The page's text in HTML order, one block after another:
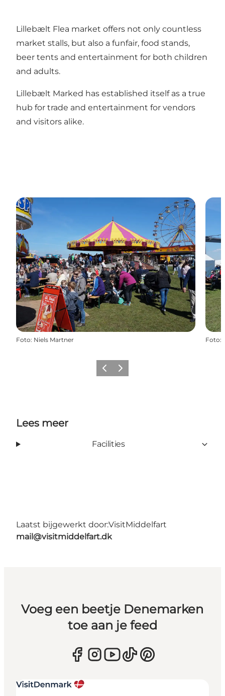
Lillebælt Flea market offers not only countless
market stalls, but also a funfair, food stands,
beer tents and entertainment for both children
and adults.
Lillebælt Marked has established itself as a true
hub for trade and entertainment for vendors
and visitors alike.
Foto: Niels Martner Foto:
Vorige Volgende
Lees meer
Facilities
Laatst bijgewerkt door:VisitMiddelfart
mail@visitmiddelfart.dk
Voeg een beetje Denemarken
toe aan je feed